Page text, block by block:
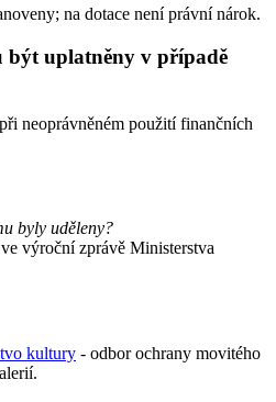
na dotace není právní nárok.
být uplatněny v případě
neoprávněném použití finančních
byly uděleny?
výroční zprávě Ministerstva
kultury - odbor ochrany movitého